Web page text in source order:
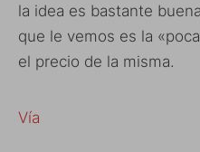
la idea es bastante
que le vemos es la
el precio de la misma.
Vía